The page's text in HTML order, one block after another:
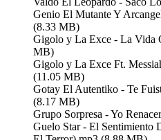
Genio El Mutante Y
(8.33 MB)
Gigolo y La Exce - La Vida
MB)
Gigolo y La Exce Ft.
(11.05 MB)
Gotay El Autentiko - Te
(8.17 MB)
Grupo Sorpresa - Yo
Guelo Star - El Sentimiento